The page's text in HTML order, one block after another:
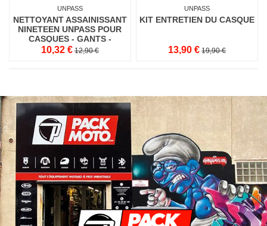
UNPASS
NETTOYANT ASSAINISSANT
NINETEEN UNPASS POUR
CASQUES - GANTS -
BOTTES
10,32 € 12,90 €
UNPASS
KIT ENTRETIEN DU CASQUE
13,90 € 19,90 €